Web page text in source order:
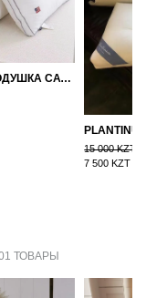
PLANTINUM ПОДУШКА САТИН, ШЕЛК 50Х70
15 000 KZT
7 500 KZT
ТОВАРЫ